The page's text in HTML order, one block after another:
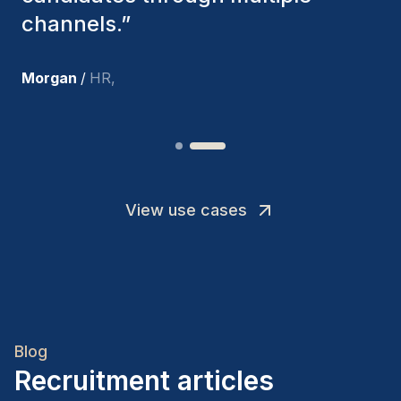
team members.
Joakin / Deputy-AMLCO
View use cases
Blog
Recruitment articles